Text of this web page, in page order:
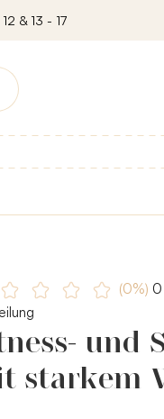
& 13 - 17
(0%) 0
und
starkem